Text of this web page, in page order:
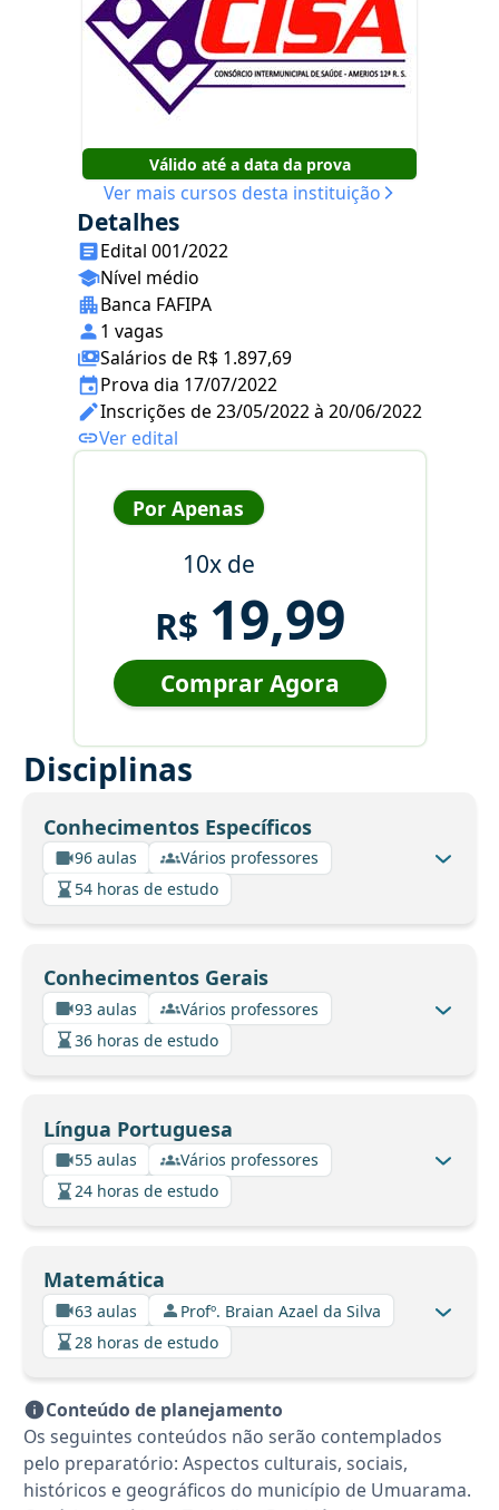
Válido até a data da prova
Ver mais cursos desta instituição
Detalhes
Edital 001/2022
Nível médio
Banca FAFIPA
1 vagas
Salários de R$ 1.897,69
Prova dia 17/07/2022
Inscrições de 23/05/2022 à 20/06/2022
Ver edital
Por Apenas
10x de
R$ 19,99
Comprar Agora
Disciplinas
Conhecimentos Específicos
96 aulas
Vários professores
54 horas de estudo
Conhecimentos Gerais
93 aulas
Vários professores
36 horas de estudo
Língua Portuguesa
55 aulas
Vários professores
24 horas de estudo
Matemática
63 aulas
Profº. Braian Azael da Silva
28 horas de estudo
Conteúdo de planejamento
Os seguintes conteúdos não serão contemplados
pelo preparatório: Aspectos culturais, sociais,
históricos e geográficos do município de Umuarama.